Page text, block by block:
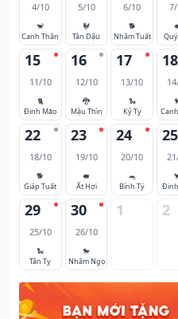
4/10
🐒
Canh Thân
5/10
🐓
Tân Dậu
6/10
🐕
Nhâm Tuất
15
11/10
🐈
Đinh Mão
16
12/10
🐉
Mậu Thìn
17
13/10
🐍
Kỷ Tỵ
18
22
18/10
🐕
Giáp Tuất
23
19/10
🐖
Ất Hợi
24
20/10
🐀
Bính Tý
25
29
25/10
🐍
Tân Tỵ
30
26/10
🐎
Nhâm Ngọ
1 2